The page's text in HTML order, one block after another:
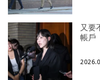
又要
帳戶